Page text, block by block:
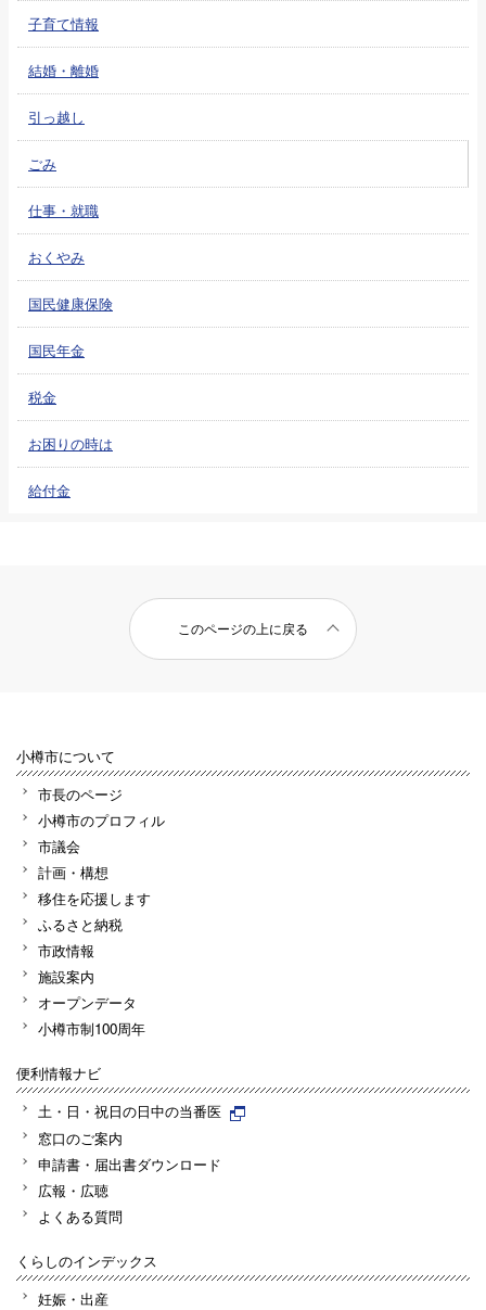
子育て情報
結婚・離婚
引っ越し
ごみ
仕事・就職
おくやみ
国民健康保険
国民年金
税金
お困りの時は
給付金
このページの上に戻る
小樽市について
市長のページ
小樽市のプロフィル
市議会
計画・構想
移住を応援します
ふるさと納税
市政情報
施設案内
オープンデータ
小樽市制100周年
便利情報ナビ
土・日・祝日の日中の当番医
窓口のご案内
申請書・届出書ダウンロード
広報・広聴
よくある質問
くらしのインデックス
妊娠・出産